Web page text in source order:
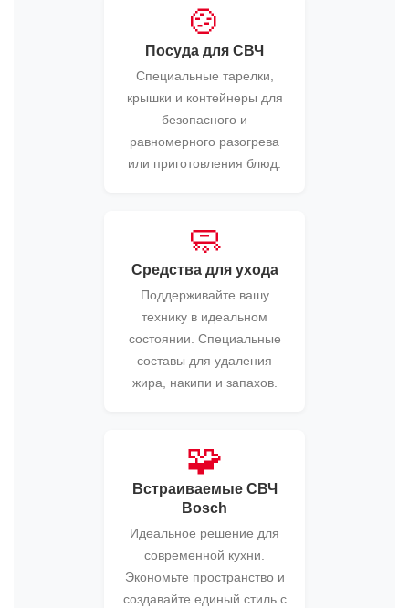
🍲
Посуда для СВЧ
Специальные тарелки,
крышки и контейнеры для
безопасного и
равномерного разогрева
или приготовления блюд.
🧼
Средства для ухода
Поддерживайте вашу
технику в идеальном
состоянии. Специальные
составы для удаления
жира, накипи и запахов.
🧩
Встраиваемые СВЧ
Bosch
Идеальное решение для
современной кухни.
Экономьте пространство и
создавайте единый стиль с